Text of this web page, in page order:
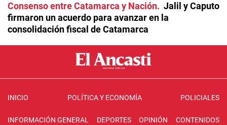
Consenso entre Catamarca y Nación
Jalil y Caputo
firmaron un acuerdo para avanzar en la
consolidación fiscal de Catamarca
INICIO POLÍTICA Y ECONOMÍA POLICIALES
INFORMACIÓN GENERAL DEPORTES OPINIÓN CONTENIDOS